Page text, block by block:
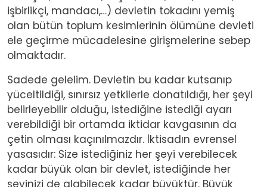
işbirlikçi, mandacı,…) devletin tokadını yemiş
olan bütün toplum kesimlerinin ölümüne devleti
ele geçirme mücadelesine girişmelerine sebep
olmaktadır.
Sadede gelelim. Devletin bu kadar kutsanıp
yüceltildiği, sınırsız yetkilerle donatıldığı, her şeyi
belirleyebilir olduğu, istediğine istediği ayarı
verebildiği bir ortamda iktidar kavgasının da
çetin olması kaçınılmazdır. İktisadın evrensel
yasasıdır: Size istediğiniz her şeyi verebilecek
kadar büyük olan bir devlet, istediğinde her
şeyinizi de alabilecek kadar büyüktür. Büyük